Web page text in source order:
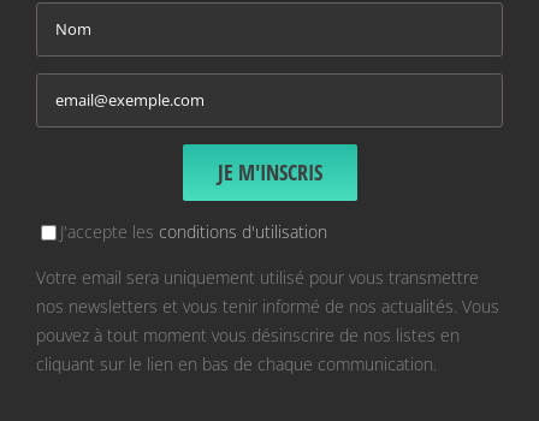
J'accepte les conditions d'utilisation
Votre email sera uniquement utilisé pour vous transmettre
nos newsletters et vous tenir informé de nos actualités. Vous
pouvez à tout moment vous désinscrire de nos listes en
cliquant sur le lien en bas de chaque communication.